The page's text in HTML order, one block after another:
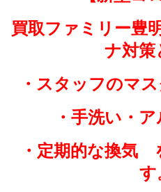
買取ファミリー豊
ナ対策
・スタッフのマ
・手洗い・
・定期的な換気
す